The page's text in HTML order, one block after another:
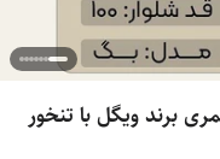
برند ویگل با تنخور